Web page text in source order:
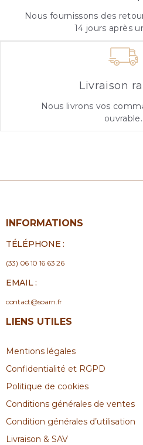
Nous fournissons des
14 jours après
Livraison
Nous livrons vos
ouvrable.
INFORMATIONS
TÉLÉPHONE :
(33) 06 10 16 63 26
EMAIL :
contact@soarn.fr
LIENS UTILES
Mentions légales
Confidentialité et RGPD
Politique de cookies
Conditions générales de ventes
Condition générales d’utilisation
Livraison & SAV